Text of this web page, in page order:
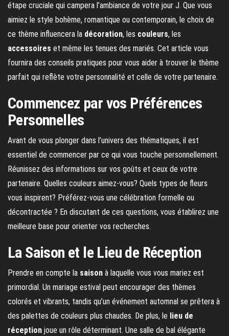
étape cruciale qui campera l’ambiance de votre jour J. Que vous
aimiez le style bohème, romantique ou contemporain, le choix de
ce thème influencera la décoration, les couleurs, les
accessoires et même les tenues des mariés. Cet article vous
fournira des conseils pratiques pour vous aider à trouver le thème
parfait qui reflète votre personnalité et celle de votre partenaire.
Commencez par vos Préférences
Personnelles
Avant de vous plonger dans l’univers des thématiques, il est
essentiel de commencer par ce qui vous touche personnellement.
Réunissez des informations sur vos goûts et ceux de votre
partenaire. Quelles couleurs aimez-vous? Quels types de fleurs
vous inspirent? Préférez-vous une célébration formelle ou
décontractée ? En discutant de ces questions, vous établirez une
meilleure base pour orienter vos recherches.
La Saison et le Lieu de Réception
Prendre en compte la saison à laquelle vous vous mariez est
primordial. Un mariage estival peut encourager des thèmes
colorés et vibrants, tandis qu’un événement automnal se prêtera à
des palettes de couleurs plus chaudes. De plus, le lieu de
réception joue un rôle déterminant. Une salle de bal élégante